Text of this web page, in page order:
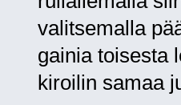
valitsemalla
gainia toisesta
kiroilin samaa